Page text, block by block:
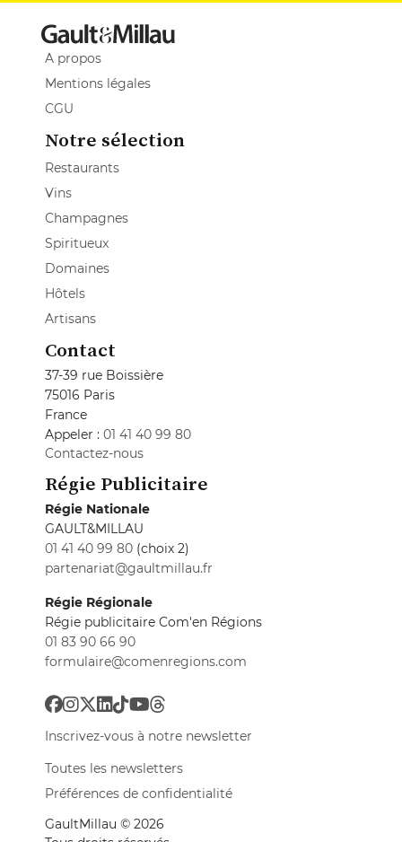
A propos
Mentions légales
CGU
Notre sélection
Restaurants
Vins
Champagnes
Spiritueux
Domaines
Hôtels
Artisans
Contact
37-39 rue Boissière
75016 Paris
France
Appeler : 01 41 40 99 80
Contactez-nous
Régie Publicitaire
Régie Nationale
GAULT&MILLAU
01 41 40 99 80 (choix 2)
partenariat@gaultmillau.fr
Régie Régionale
Régie publicitaire Com'en Régions
01 83 90 66 90
formulaire@comenregions.com
Inscrivez-vous à notre newsletter
Toutes les newsletters
Préférences de confidentialité
GaultMillau © 2026